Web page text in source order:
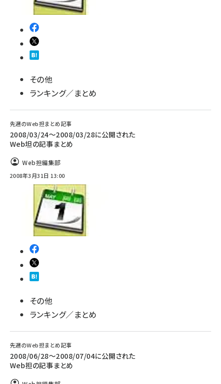
その他
ランキング／まとめ
先週のWeb担まとめ記事
2008/03/24〜2008/03/28に公開された
Web坦の記事まとめ
Web担編集部
2008年3月31日 13:00
その他
ランキング／まとめ
先週のWeb担まとめ記事
2008/06/28～2008/07/04に公開された
Web担の記事まとめ